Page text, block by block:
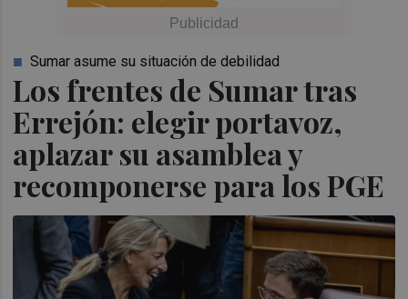
Los frentes de Sumar tras
Errejón: elegir portavoz,
aplazar su asamblea y
recomponerse para los PGE
Sumar asume su situación de debilidad